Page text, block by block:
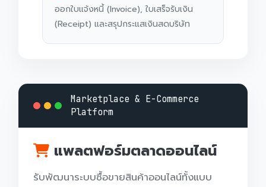
ออกใบแจ้งหนี้ (Invoice), ใบเสร็จรับเงิน
(Receipt) และสรุปกระแสเงินสดบริษัท
Marketplace & E-Commerce
Platform
แพลตฟอร์มตลาดออนไลน์
รับพัฒนาระบบซื้อขายสินค้าออนไลน์ทั้งแบบ